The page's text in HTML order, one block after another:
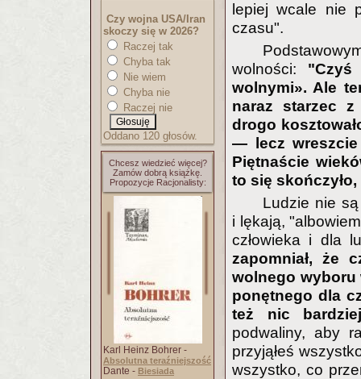
Czy wojna USA/Iran
skoczy się w 2026?
Raczej tak
Chyba tak
Nie wiem
Chyba nie
Raczej nie
Oddano 120 głosów.
Chcesz wiedzieć więcej?
Zamów dobrą książkę.
Propozycje Racjonalisty:
Karl Heinz Bohrer -
Absolutna teraźniejszość
Dante - Biesiada
lepiej wcale nie
czasu".
wolności: "Czyś
wolnymi». Ale
naraz starzec
drogo
— lecz wreszcie
Piętnaście
to się
Ludzie nie
i lękają,
człowieka i dla
zapomniał, że
wolnego wyboru
ponętnego dla
też nic
podwaliny, aby
przyjąłeś
wszystko, co